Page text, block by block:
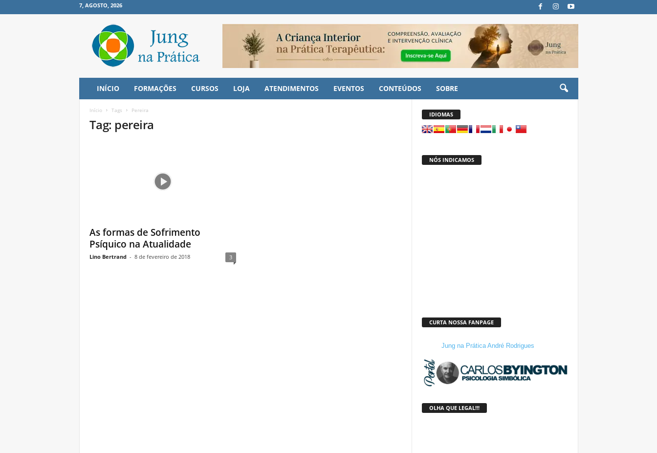
7, AGOSTO, 2026
INÍCIO FORMAÇÕES CURSOS LOJA ATENDIMENTOS EVENTOS CONTEÚDOS SOBRE
Início Tags Pereira
Tag: pereira
As formas de Sofrimento
Psíquico na Atualidade
Lino Bertrand - 8 de fevereiro de 2018 3
IDIOMAS
NÓS INDICAMOS
CURTA NOSSA FANPAGE
Jung na Prática André Rodrigues
OLHA QUE LEGAL!!!